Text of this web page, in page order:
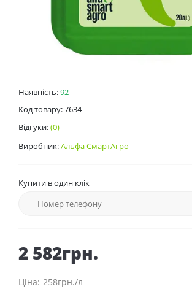
Наявність:92
Код товару: 7634
Відгуки:(0)
Виробник:Альфа СмартАгро
Купити в один клік
2 582грн.
258грн./л